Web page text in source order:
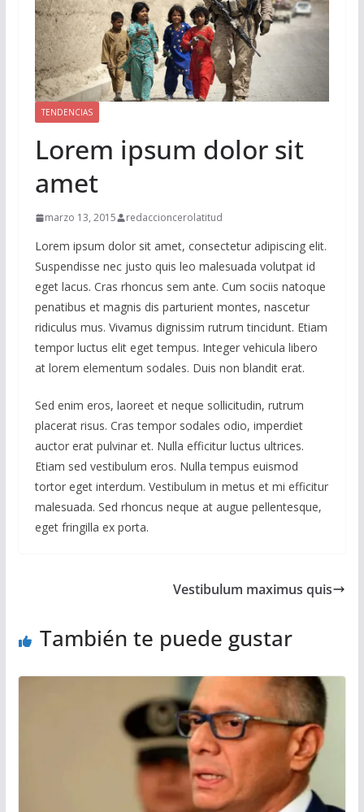
TENDENCIAS
Lorem ipsum dolor sit
amet
marzo 13, 2015 redaccioncerolatitud
Lorem ipsum dolor sit amet, consectetur adipiscing elit.
Suspendisse nec justo quis leo malesuada volutpat id
eget lacus. Cras rhoncus sem ante. Cum sociis natoque
penatibus et magnis dis parturient montes, nascetur
ridiculus mus. Vivamus dignissim rutrum tincidunt. Etiam
tempor luctus elit eget tempus. Integer vehicula libero
at lorem elementum sodales. Duis non blandit erat.
Sed enim eros, laoreet et neque sollicitudin, rutrum
placerat risus. Cras tempor sodales odio, imperdiet
auctor erat pulvinar et. Nulla efficitur luctus ultrices.
Etiam sed vestibulum eros. Nulla tempus euismod
tortor eget interdum. Vestibulum in metus et mi efficitur
malesuada. Sed rhoncus neque at augue pellentesque,
eget fringilla ex porta.
Vestibulum maximus quis
También te puede gustar